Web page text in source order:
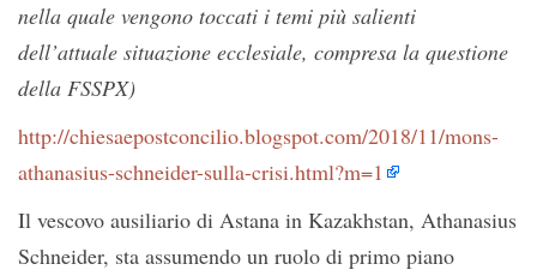
nella quale vengono toccati i temi più salienti
dell’attuale situazione ecclesiale, compresa la questione
della FSSPX)
http://chiesaepostconcilio.blogspot.com/2018/11/mons-
athanasius-schneider-sulla-crisi.html?m=1
Il vescovo ausiliario di Astana in Kazakhstan, Athanasius
Schneider, sta assumendo un ruolo di primo piano